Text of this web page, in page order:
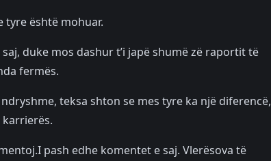
tyre është mohuar.
duke mos dashur t’i japë shumë zë raportit të
fermës.
teksa shton se mes tyre ka një diferencë,
karrierës.
pash edhe komentet e saj. Vlerësova të